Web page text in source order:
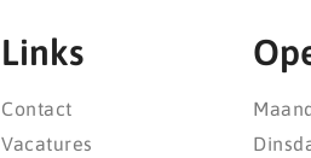
Links
Contact
Vacatures